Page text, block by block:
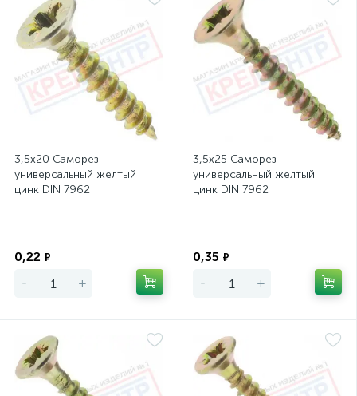
3,5х20 Саморез
универсальный желтый
цинк DIN 7962
0,22 ₽
- +
3,5х25 Саморез
универсальный желтый
цинк DIN 7962
0,35 ₽
- +